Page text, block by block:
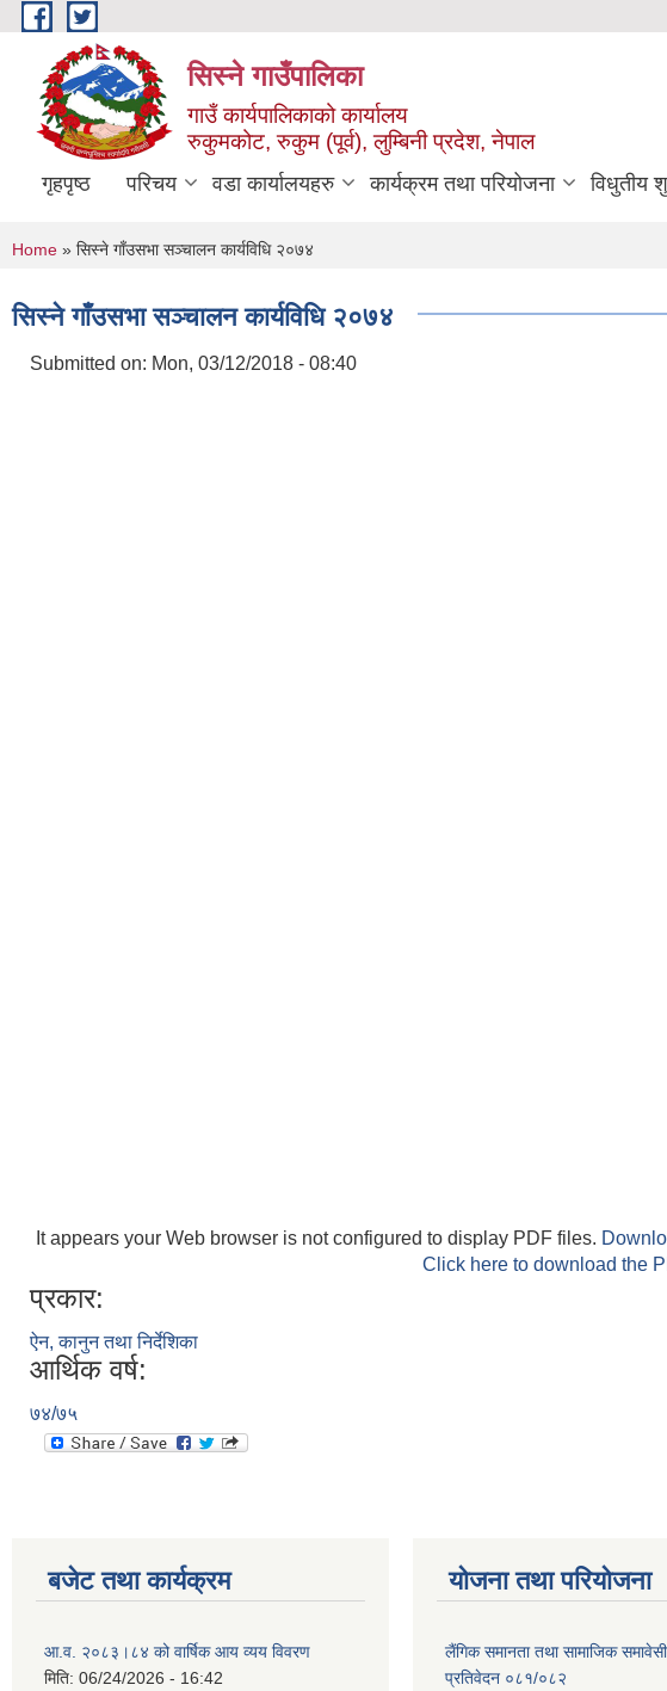
Skip to main content
सिस्ने गाउँपालिका
गाउँ कार्यपालिकाको कार्यालय
रुकुमकोट, रुकुम (पूर्व), लुम्बिनी प्रदेश, नेपाल
गृहपृष्ठ परिचय वडा कार्यालयहरु कार्यक्रम तथा परियोजना विधुतीय
You are here
Home » सिस्ने गाँउसभा सञ्चालन कार्यविधि २०७४
सिस्ने गाँउसभा सञ्चालन कार्यविधि २०७४
Submitted on: Mon, 03/12/2018 - 08:40
It appears your Web browser is not configured to display PDF files.
Click here to download the
प्रकार:
ऐन, कानुन तथा निर्देशिका
आर्थिक वर्ष:
७४/७५
बजेट तथा कार्यक्रम
आ.व. २०८३।८४ को वार्षिक आय व्यय विवरण
मिति: 06/24/2026 - 16:42
योजना तथा परियोजना
लैंगिक समानता तथा सामाजिक
प्रतिवेदन ०८१/०८२